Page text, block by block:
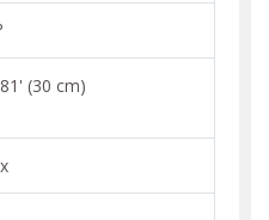
(30 cm)